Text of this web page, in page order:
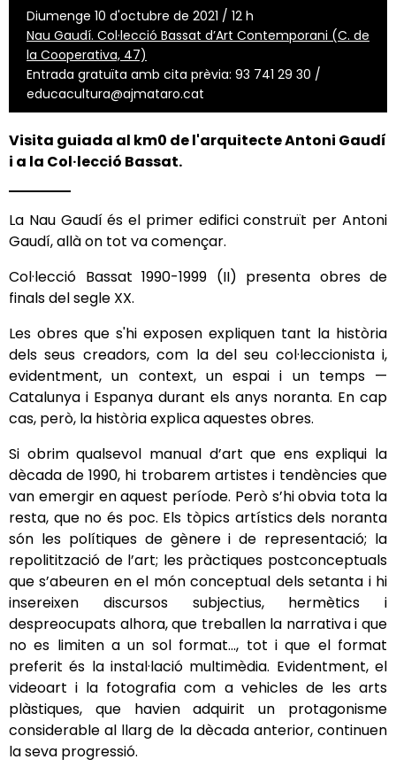
Diumenge 10 d'octubre de 2021 / 12 h
Nau Gaudí. Col·lecció Bassat d’Art Contemporani (C. de
la Cooperativa, 47)
Entrada gratuïta amb cita prèvia: 93 741 29 30 /
educacultura@ajmataro.cat
Visita guiada al km0 de l'arquitecte Antoni Gaudí
i a la Col·lecció Bassat.
La Nau Gaudí és el primer edifici construït per Antoni
Gaudí, allà on tot va començar.
Col·lecció Bassat 1990-1999 (II) presenta obres de
finals del segle XX.
Les obres que s'hi exposen expliquen tant la història
dels seus creadors, com la del seu col·leccionista i,
evidentment, un context, un espai i un temps —
Catalunya i Espanya durant els anys noranta. En cap
cas, però, la història explica aquestes obres.
Si obrim qualsevol manual d’art que ens expliqui la
dècada de 1990, hi trobarem artistes i tendències que
van emergir en aquest període. Però s’hi obvia tota la
resta, que no és poc. Els tòpics artístics dels noranta
són les polítiques de gènere i de representació; la
repolitització de l’art; les pràctiques postconceptuals
que s’abeuren en el món conceptual dels setanta i hi
insereixen discursos subjectius, hermètics i
despreocupats alhora, que treballen la narrativa i que
no es limiten a un sol format..., tot i que el format
preferit és la instal·lació multimèdia. Evidentment, el
videoart i la fotografia com a vehicles de les arts
plàstiques, que havien adquirit un protagonisme
considerable al llarg de la dècada anterior, continuen
la seva progressió.